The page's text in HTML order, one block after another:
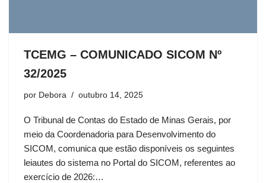
TCEMG – COMUNICADO SICOM Nº
32/2025
por Debora outubro 14, 2025
O Tribunal de Contas do Estado de Minas Gerais, por
meio da Coordenadoria para Desenvolvimento do
SICOM, comunica que estão disponíveis os seguintes
leiautes do sistema no Portal do SICOM, referentes ao
exercício de 2026:…